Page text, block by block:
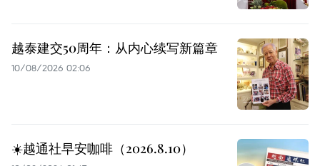
越泰建交50周年：从内心续写新篇章
10/08/2026 02:06
☀️越通社早安咖啡（2026.8.10）